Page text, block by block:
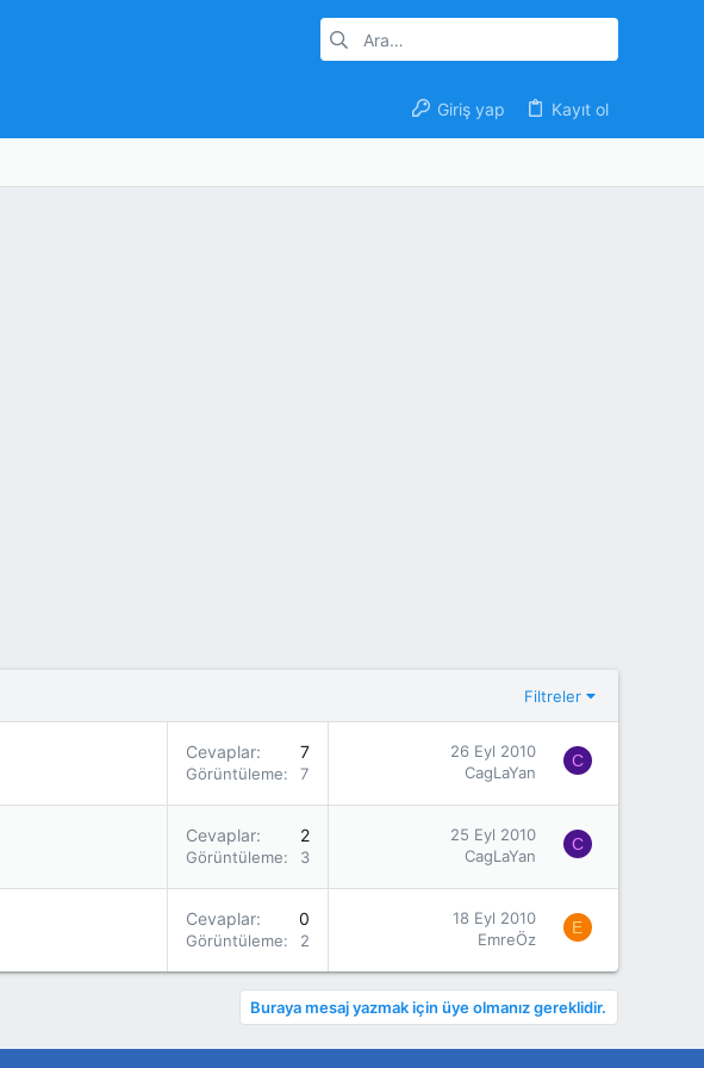
Giriş yap Kayıt ol
Filtreler
Cevaplar 7
Görüntüleme
26 Eyl 2010
CagLaYan
C
Cevaplar 2
Görüntüleme
25 Eyl 2010
CagLaYan
C
Cevaplar 0
Görüntüleme
18 Eyl 2010
EmreÖz
E
Buraya mesaj yazmak için üye olmanız gereklidir.